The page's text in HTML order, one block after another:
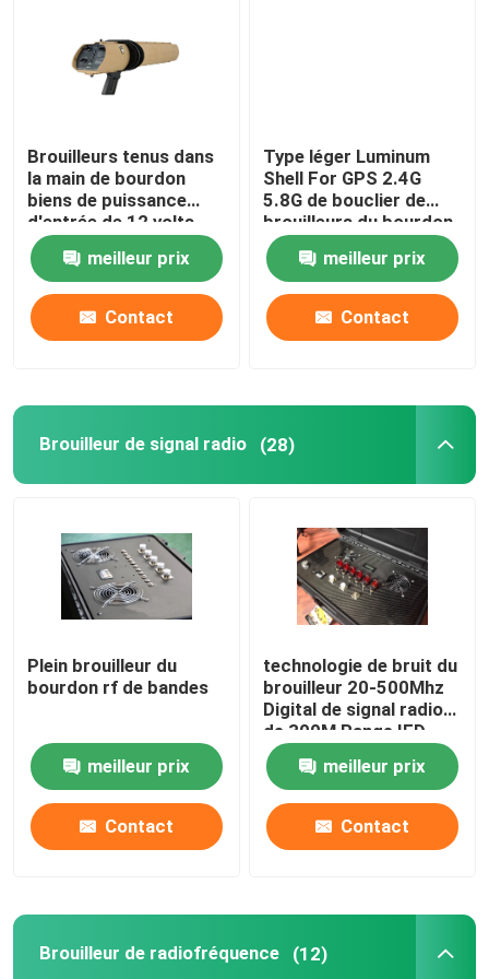
À propos de nous
Contrôle de qualité
Demander un devis
Brouilleurs de bourdon
Brouilleur de signal radio
Brouilleur par radio de bourdon
Brouilleur de signal de bombe
Brouilleur militaire de bourdon
brouilleur de bombe de convoi
brouilleur cellulaire de signal
brouilleurs de téléphone portable de prison
Brouilleurs tenus dans
la main de bourdon
biens de puissance
d'entrée de 12 volts
continu pour
ISM/JAMBON/GNSS
GLONASS
meilleur prix
Contact
Type léger Luminum
Shell For GPS 2.4G
5.8G de bouclier de
brouilleurs du bourdon
40W
meilleur prix
Contact
Brouilleur de signal radio (28)
Plein brouilleur du
bourdon rf de bandes
meilleur prix
Contact
technologie de bruit du
brouilleur 20-500Mhz
Digital de signal radio
de 300M Range IED
meilleur prix
Contact
Brouilleur de radiofréquence (12)